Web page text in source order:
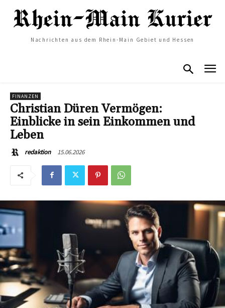
Nachrichten aus dem Rhein-Main Gebiet und Hessen
FINANZEN
Christian Düren Vermögen:
Einblicke in sein Einkommen und
Leben
redaktion 15.06.2026